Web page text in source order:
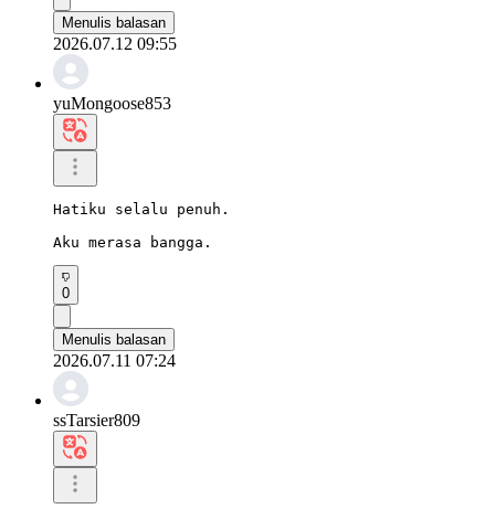
Menulis balasan
2026.07.12 09:55
yuMongoose853
Hatiku selalu penuh.
Aku merasa bangga.
0
Menulis balasan
2026.07.11 07:24
ssTarsier809